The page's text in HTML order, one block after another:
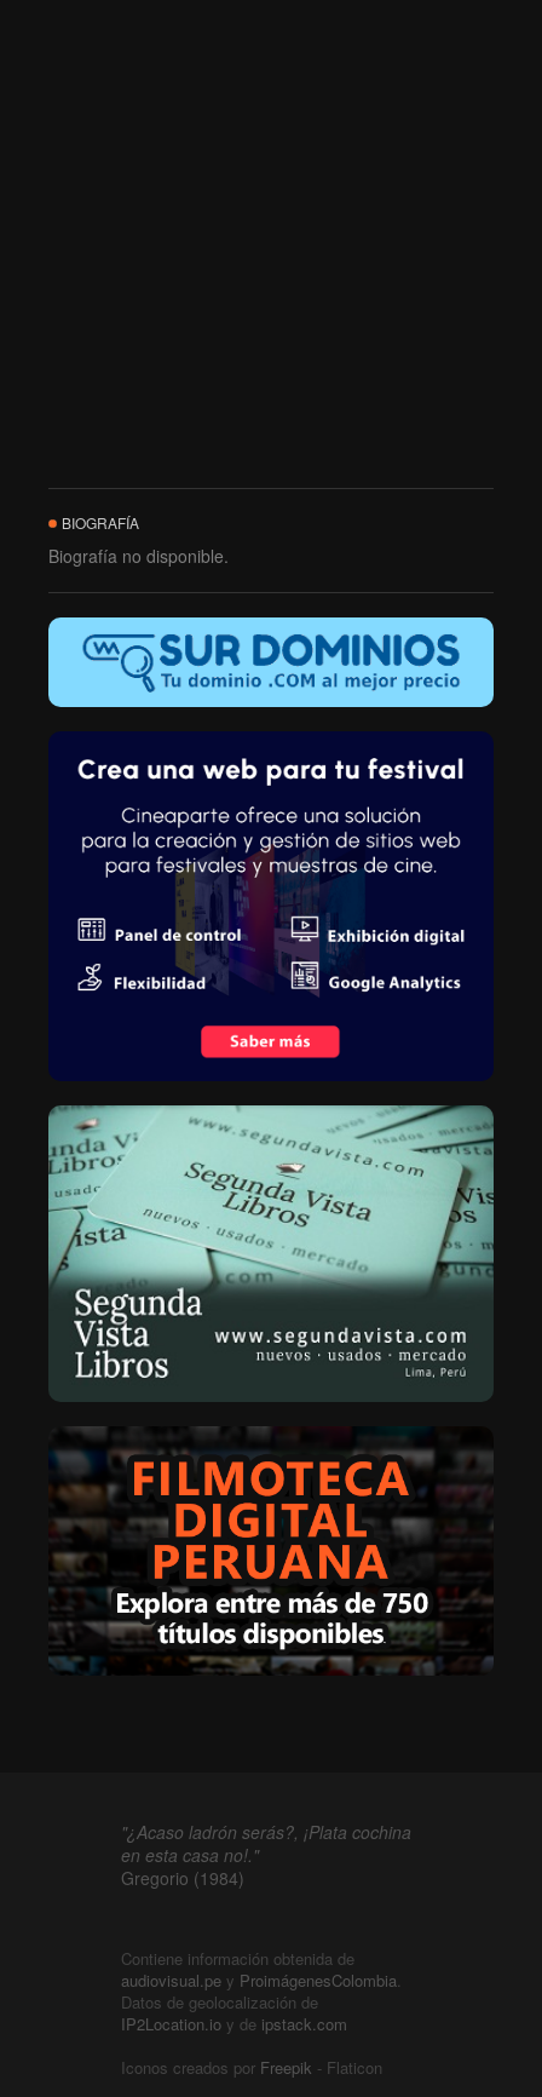
BIOGRAFÍA
Biografía no disponible.
"¿Acaso ladrón serás?, ¡Plata cochina
en esta casa no!."
Gregorio (1984)
Contiene información obtenida de
audiovisual.pe y ProimágenesColombia.
Datos de geolocalización de
IP2Location.io y de ipstack.com
Iconos creados por Freepik - Flaticon